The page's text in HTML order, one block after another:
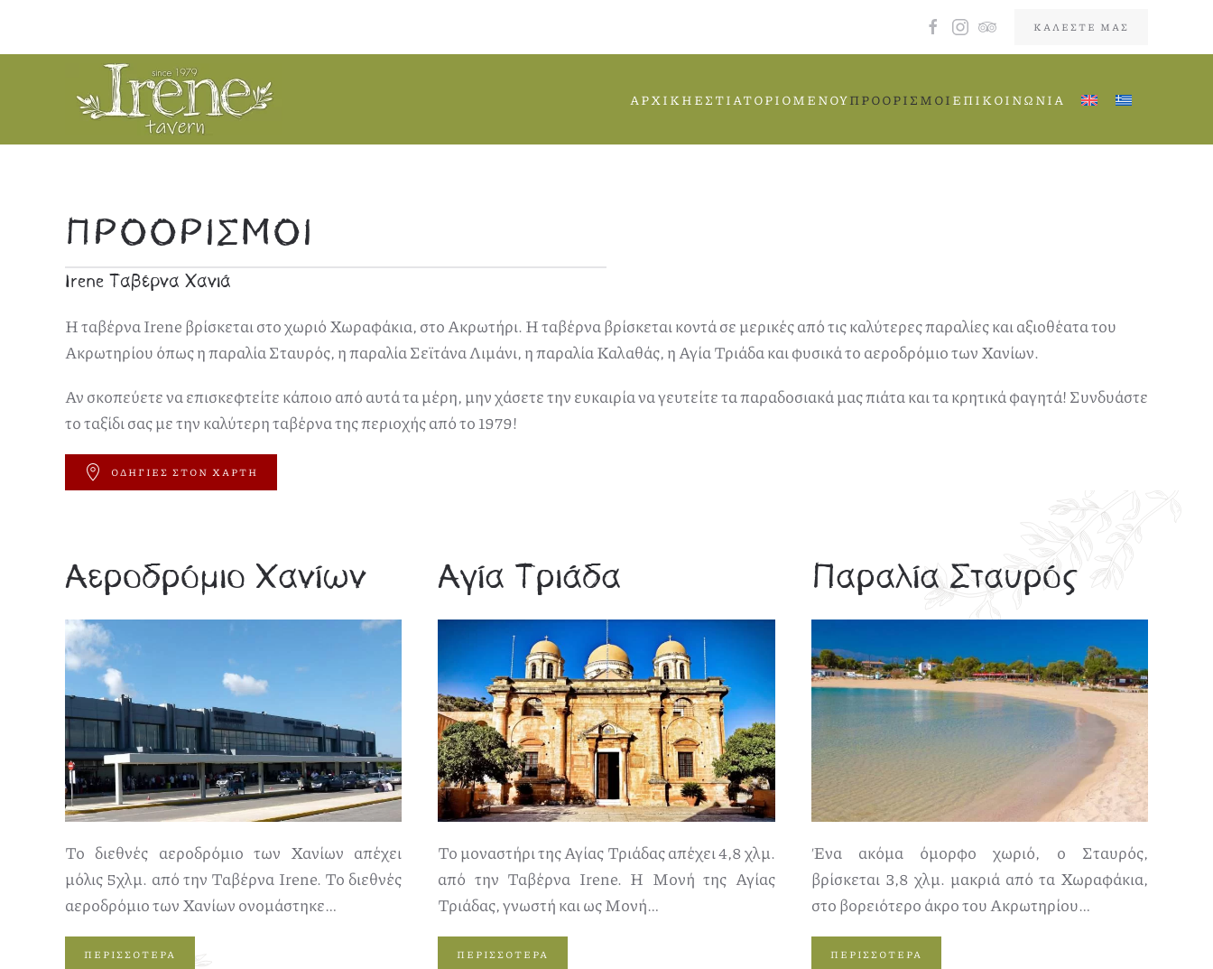
ΚΑΛΈΣΤΕ ΜΑΣ
ΑΡΧΙΚΉ ΕΣΤΙΑΤΌΡΙΟΜΕΝΟΎΠΡΟΟΡΙΣΜΟΊ ΕΠΙΚΟΙΝΩΝΊΑ
ΠΡΟΟΡΙΣΜΟΊ
Irene Ταβέρνα Χανιά
Η ταβέρνα Irene βρίσκεται στο χωριό Χωραφάκια, στο Ακρωτήρι. Η ταβέρνα βρίσκεται κοντά σε μερικές από τις καλύτερες παραλίες και αξιοθέατα του
Ακρωτηρίου όπως η παραλία Σταυρός, η παραλία Σεϊτάνα Λιμάνι, η παραλία Καλαθάς, η Αγία Τριάδα και φυσικά το αεροδρόμιο των Χανίων.
Αν σκοπεύετε να επισκεφτείτε κάποιο από αυτά τα μέρη, μην χάσετε την ευκαιρία να γευτείτε τα παραδοσιακά μας πιάτα και τα κρητικά φαγητά! Συνδυάστε
το ταξίδι σας με την καλύτερη ταβέρνα της περιοχής από το 1979!
ΟΔΗΓΙΕΣ ΣΤΟΝ ΧΑΡΤΗ
Αεροδρόμιο Χανίων
Το διεθνές αεροδρόμιο των Χανίων απέχει
μόλις 5χλμ. από την Ταβέρνα Irene. Το διεθνές
αεροδρόμιο των Χανίων ονομάστηκε…
ΠΕΡΙΣΣΟΤΕΡΑ
Αγία Τριάδα
Το μοναστήρι της Αγίας Τριάδας απέχει 4,8 χλμ.
από την Ταβέρνα Irene. Η Μονή της Αγίας
Τριάδας, γνωστή και ως Μονή…
ΠΕΡΙΣΣΟΤΕΡΑ
Παραλία Σταυρός
Ένα ακόμα όμορφο χωριό, ο Σταυρός,
βρίσκεται 3,8 χλμ. μακριά από τα Χωραφάκια,
στο βορειότερο άκρο του Ακρωτηρίου…
ΠΕΡΙΣΣΟΤΕΡΑ